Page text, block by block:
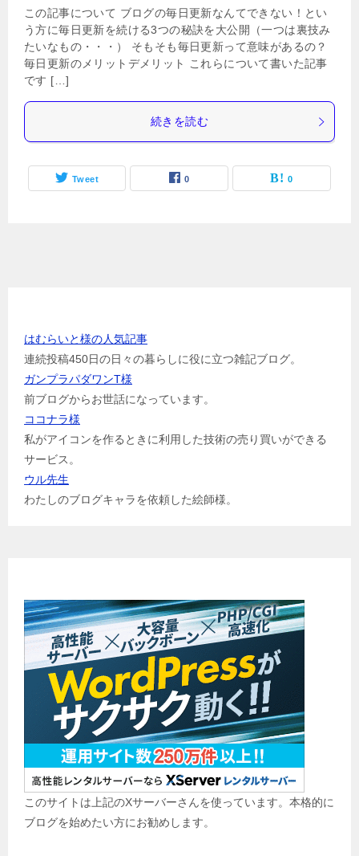
この記事について ブログの毎日更新なんてできない！とい
う方に毎日更新を続ける3つの秘訣を大公開（一つは裏技み
たいなもの・・・） そもそも毎日更新って意味があるの？
毎日更新のメリットデメリット これらについて書いた記事
です […]
続きを読む
Tweet 0 0
はむらいと様の人気記事
連続投稿450日の日々の暮らしに役に立つ雑記ブログ。
ガンプラパダワンT様
前ブログからお世話になっています。
ココナラ様
私がアイコンを作るときに利用した技術の売り買いができる
サービス。
ウル先生
わたしのブログキャラを依頼した絵師様。
このサイトは上記のXサーバーさんを使っています。本格的に
ブログを始めたい方にお勧めします。